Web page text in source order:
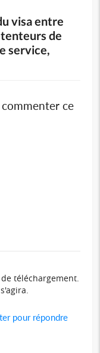
visa entre
de
service,
ce
téléchargement.
pour répondre